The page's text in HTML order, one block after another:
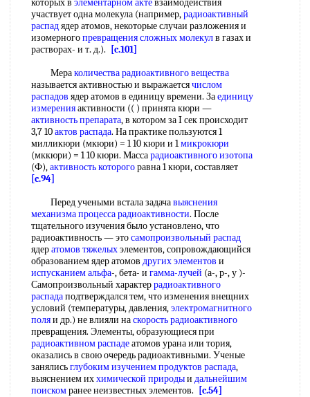
которых в элементарном актевзаимодействия
участвует одна молекула (например,радиоактивный
распадядер атомов, некоторые случаи разложения и
изомерногопревращения сложных молекулв газах и
растворах- и т. д.).
[c.101]
Мераколичества радиоактивного вещества
называется активностью и выражаетсячислом
распадов ядер атомов в единицу времени. Заединицу
измеренияактивности (( ) принята кюри —
активность препарата, в котором за I сек происходит
3,7 10актов распада. На практике пользуются 1
милликюри (мкюри) = 1 10 кюри и 1микрокюри
(мккюри) = 1 10 кюри. Массарадиоактивного изотопа
(Ф),активность которогоравна 1 кюри, составляет
[c.94]
Перед учеными встала задачавыяснения
механизмапроцесса радиоактивности. После
тщательного изучения было установлено, что
радиоактивность — этосамопроизвольный распад
ядератомов тяжелыхэлементов, сопровождающийся
образованием ядер атомов других элементов и
испусканием альфа-, бета- и гамма-лучей (а-, р-, у )-
Самопроизвольный характеррадиоактивного
распадаподтверждался тем, что изменения внещних
условий (температуры, давления,электромагнитного
поляи др.) не влияли наскорость радиоактивного
превращения. Элементы, образующиеся при
радиоактивном распадеатомов урана или тория,
оказались в свою очередь радиоактивными. Ученые
занялисьглубоким изучениемпродуктов распада,
выяснением иххимической природыи дальнейшим
поискомранее неизвестных элементов.
[c.54]